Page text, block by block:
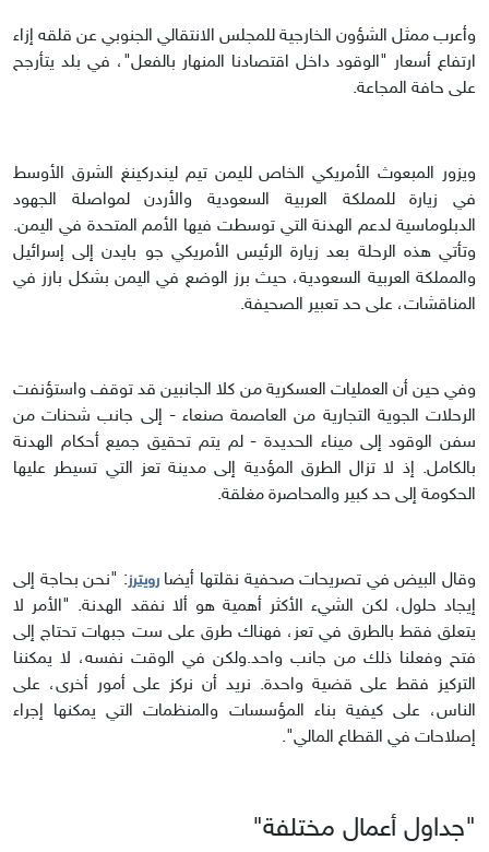
وأعرب ممثل الشؤون الخارجية للمجلس الانتقالي الجنوبي عن قلقه إزاء
ارتفاع أسعار "الوقود داخل اقتصادنا المنهار بالفعل"، في بلد يتأرجح
على حافة المجاعة.
ويزور المبعوث الأمريكي الخاص لليمن تيم ليندركينغ الشرق الأوسط
في زيارة للمملكة العربية السعودية والأردن لمواصلة الجهود
الدبلوماسية لدعم الهدنة التي توسطت فيها الأمم المتحدة في اليمن.
وتأتي هذه الرحلة بعد زيارة الرئيس الأمريكي جو بايدن إلى إسرائيل
والمملكة العربية السعودية، حيث برز الوضع في اليمن بشكل بارز في
المناقشات، على حد تعبير الصحيفة.
وفي حين أن العمليات العسكرية من كلا الجانبين قد توقف واستؤنفت
الرحلات الجوية التجارية من العاصمة صنعاء - إلى جانب شحنات من
سفن الوقود إلى ميناء الحديدة - لم يتم تحقيق جميع أحكام الهدنة
بالكامل. إذ لا تزال الطرق المؤدية إلى مدينة تعز التي تسيطر عليها
الحكومة إلى حد كبير والمحاصرة مغلقة.
وقال البيض في تصريحات صحفية نقلتها أيضارويترز: "نحن بحاجة إلى
إيجاد حلول، لكن الشيء الأكثر أهمية هو ألا نفقد الهدنة. "الأمر لا
يتعلق فقط بالطرق في تعز، فهناك طرق على ست جبهات تحتاج إلى
فتح وفعلنا ذلك من جانب واحد.ولكن في الوقت نفسه، لا يمكننا
التركيز فقط على قضية واحدة. نريد أن نركز على أمور أخرى، على
الناس، على كيفية بناء المؤسسات والمنظمات التي يمكنها إجراء
إصلاحات في القطاع المالي".
"جداول أعمال مختلفة"